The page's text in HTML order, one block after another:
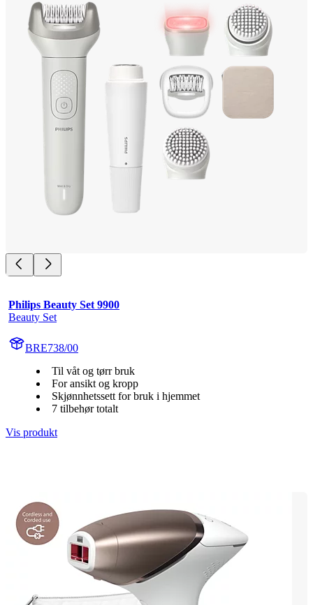
Philips Beauty Set 9900
Beauty Set
BRE738/00
Til våt og tørr bruk
For ansikt og kropp
Skjønnhetssett for bruk i hjemmet
7 tilbehør totalt
Vis produkt